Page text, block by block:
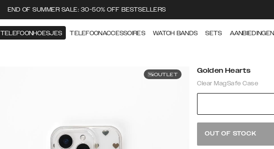
END OF SUMMER SALE: 30-50% OFF BESTSELLERS
TELEFOONHOESJES TELEFOONACCESSOIRES WATCH BANDS SETS AANBIEDINGEN
OUTLET Golden Hearts
Clear MagSafe Case
OUT OF STOCK